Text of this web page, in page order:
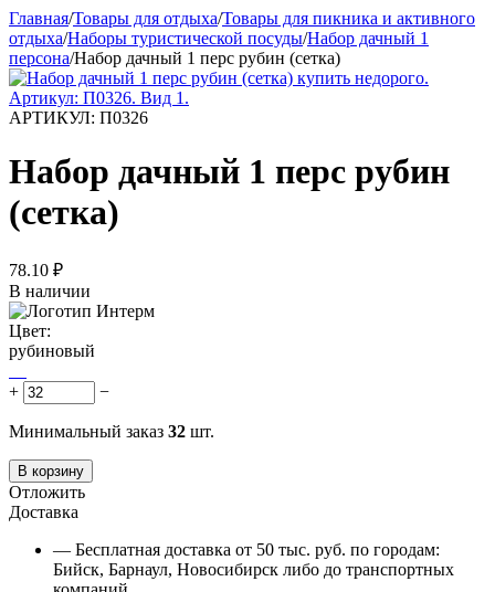
Главная/Товары для отдыха/Товары для пикника и активного
отдыха/Наборы туристической посуды/Набор дачный 1
персона/Набор дачный 1 перс рубин (сетка)
АРТИКУЛ: П0326
Набор дачный 1 перс рубин
(сетка)
78.10 ₽
В наличии
Цвет:
рубиновый
+ −
Минимальный заказ 32 шт.
В корзину
Отложить
Доставка
— Бесплатная доставка от 50 тыс. руб. по городам:
Бийск, Барнаул, Новосибирск либо до транспортных